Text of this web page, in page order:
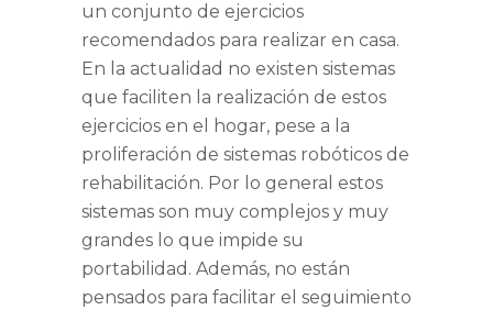
un conjunto de ejercicios
recomendados para realizar en casa.
En la actualidad no existen sistemas
que faciliten la realización de estos
ejercicios en el hogar, pese a la
proliferación de sistemas robóticos de
rehabilitación. Por lo general estos
sistemas son muy complejos y muy
grandes lo que impide su
portabilidad. Además, no están
pensados para facilitar el seguimiento